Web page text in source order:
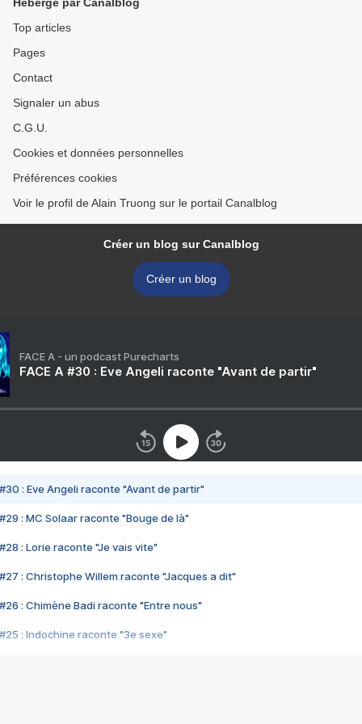
Top articles
Pages
Contact
Signaler un abus
C.G.U.
Cookies et données personnelles
Préférences cookies
Voir le profil de Alain Truong sur le portail Canalblog
Créer un blog sur Canalblog
Créer un blog
FACE A - un podcast Purecharts
FACE A #30 : Eve Angeli raconte "Avant de partir"
#30 : Eve Angeli raconte "Avant de partir"
#29 : MC Solaar raconte "Bouge de là"
#28 : Lorie raconte "Je vais vite"
#27 : Christophe Willem raconte "Jacques a dit"
#26 : Chimène Badi raconte "Entre nous"
#25 : Indochine raconte "3e sexe"